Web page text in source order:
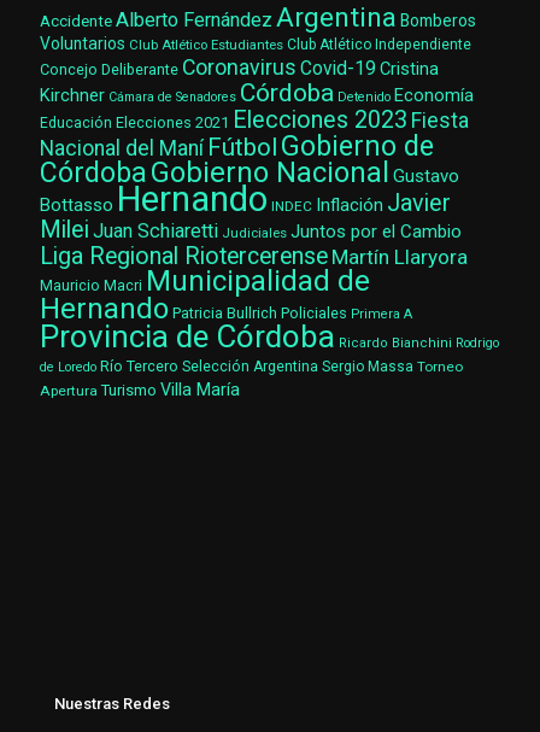
AccidenteAlberto Fernández Argentina Bomberos
Voluntarios Club Atlético Estudiantes Club Atlético Independiente
Concejo Deliberante Coronavirus Covid-19 Cristina
Kirchner Cámara de Senadores Córdoba Detenido Economía
Educación Elecciones 2021 Elecciones 2023 Fiesta
Nacional del Maní Fútbol Gobierno de
CórdobaGobierno Nacional Gustavo
Bottasso Hernando INDEC Inflación Javier
Milei Juan Schiaretti Judiciales Juntos por el Cambio
Liga Regional Riotercerense Martín Llaryora
Mauricio Macri Municipalidad de
Hernando Patricia Bullrich Policiales Primera A
Provincia de Córdoba Ricardo Bianchini Rodrigo
de Loredo Río Tercero Selección Argentina Sergio Massa Torneo
Apertura Turismo Villa María
Nuestras Redes